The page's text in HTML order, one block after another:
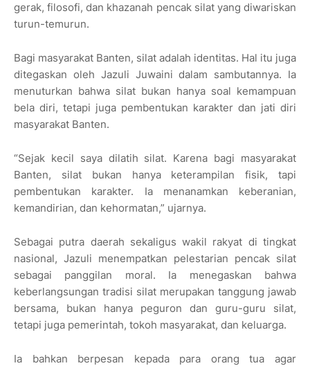
gerak, filosofi, dan khazanah pencak silat yang diwariskan
turun-temurun.
Bagi masyarakat Banten, silat adalah identitas. Hal itu juga
ditegaskan oleh Jazuli Juwaini dalam sambutannya. Ia
menuturkan bahwa silat bukan hanya soal kemampuan
bela diri, tetapi juga pembentukan karakter dan jati diri
masyarakat Banten.
“Sejak kecil saya dilatih silat. Karena bagi masyarakat
Banten, silat bukan hanya keterampilan fisik, tapi
pembentukan karakter. Ia menanamkan keberanian,
kemandirian, dan kehormatan,” ujarnya.
Sebagai putra daerah sekaligus wakil rakyat di tingkat
nasional, Jazuli menempatkan pelestarian pencak silat
sebagai panggilan moral. Ia menegaskan bahwa
keberlangsungan tradisi silat merupakan tanggung jawab
bersama, bukan hanya peguron dan guru-guru silat,
tetapi juga pemerintah, tokoh masyarakat, dan keluarga.
Ia bahkan berpesan kepada para orang tua agar